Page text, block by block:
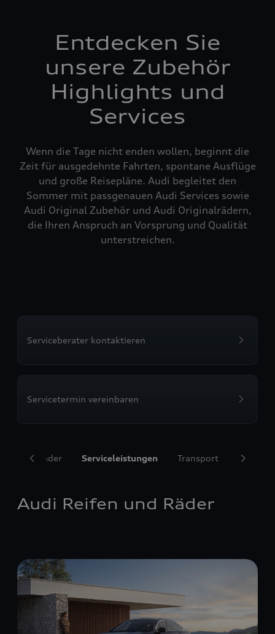
Entdecken Sie
unsere Zubehör
Highlights und
Services
Wenn die Tage nicht enden wollen, beginnt die
Zeit für ausgedehnte Fahrten, spontane Ausflüge
und große Reisepläne. Audi begleitet den
Sommer mit passgenauen Audi Services sowie
Audi Original Zubehör und Audi Originalrädern,
die Ihren Anspruch an Vorsprung und Qualität
unterstreichen.
Serviceberater kontaktieren
Servicetermin vereinbaren
und Räder Serviceleistungen Transport
Audi Reifen und Räder